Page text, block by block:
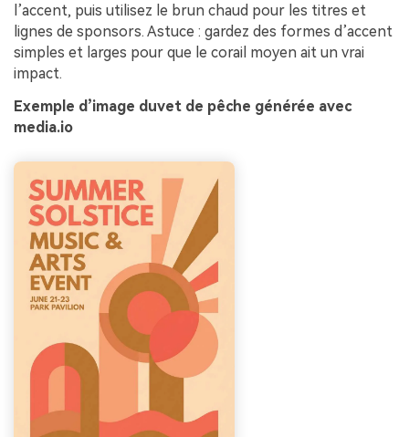
l’accent, puis utilisez le brun chaud pour les titres et
lignes de sponsors. Astuce : gardez des formes d’accent
simples et larges pour que le corail moyen ait un vrai
impact.
Exemple d’image duvet de pêche générée avec
media.io